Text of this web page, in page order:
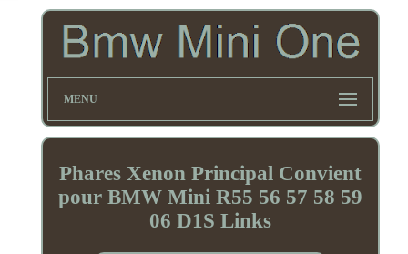
MENU
Phares Xenon Principal Convient
pour BMW Mini R55 56 57 58 59
06 D1S Links